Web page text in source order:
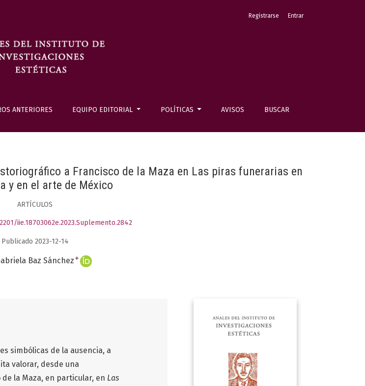
ANTERIORES EQUIPO EDITORIAL POLÍTICAS AVISOS BUSCAR
Registrarse Entrar
a Francisco de la Maza en Las piras funerarias en
y en el arte de México
ARTÍCULOS
iie.18703062e.2023.Suplemento.2842
Publicado 2023-12-14
Baz Sánchez +
simbólicas de la ausencia, a
valorar, desde una
la Maza, en particular, en Las